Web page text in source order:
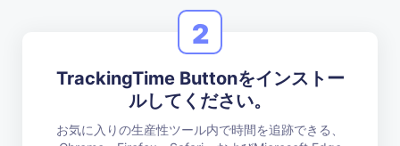
2
TrackingTime Buttonをインストー
ルしてください。
お気に入りの生産性ツール内で時間を追跡できる、